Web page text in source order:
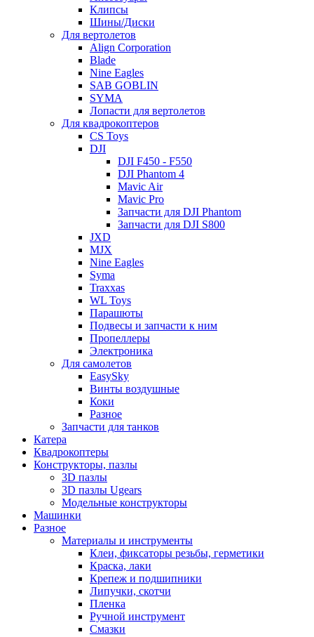
Клипсы
Шины/Диски
Для вертолетов
Align Corporation
Blade
Nine Eagles
SAB GOBLIN
SYMA
Лопасти для вертолетов
Для квадрокоптеров
CS Toys
DJI
DJI F450 - F550
DJI Phantom 4
Mavic Air
Mavic Pro
Запчасти для DJI Phantom
Запчасти для DJI S800
JXD
MJX
Nine Eagles
Syma
Traxxas
WL Toys
Парашюты
Подвесы и запчасти к ним
Пропеллеры
Электроника
Для самолетов
EasySky
Винты воздушные
Коки
Разное
Запчасти для танков
Катера
Квадрокоптеры
Конструкторы, пазлы
3D пазлы
3D пазлы Ugears
Модельные конструкторы
Машинки
Разное
Материалы и инструменты
Клеи, фиксаторы резьбы, герметики
Краска, лаки
Крепеж и подшипники
Липучки, скотчи
Пленка
Ручной инструмент
Смазки